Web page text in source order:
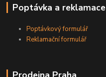
Poptávka a reklamace
Poptávkový formulář
Reklamační formulář